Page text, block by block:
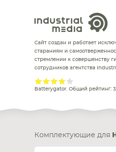
Сайт создан и работает
стараниям и
стремлении к совершенству
сотрудников агентства
Batterygator. Общий рейтинг: 3
Комплектующие для